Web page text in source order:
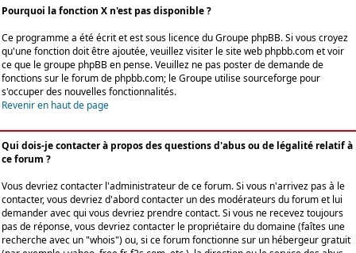
Pourquoi la fonction X n'est pas disponible ?
Ce programme a été écrit et est sous licence du Groupe phpBB. Si vous croyez
qu'une fonction doit être ajoutée, veuillez visiter le site web phpbb.com et voir
ce que le groupe phpBB en pense. Veuillez ne pas poster de demande de
fonctions sur le forum de phpbb.com; le Groupe utilise sourceforge pour
s'occuper des nouvelles fonctionnalités.
Revenir en haut de page
Qui dois-je contacter à propos des questions d'abus ou de légalité relatif à
ce forum ?
Vous devriez contacter l'administrateur de ce forum. Si vous n'arrivez pas à le
contacter, vous devriez d'abord contacter un des modérateurs du forum et lui
demander avec qui vous devriez prendre contact. Si vous ne recevez toujours
pas de réponse, vous devriez contacter le propriétaire du domaine (faîtes une
recherche avec un "whois") ou, si ce forum fonctionne sur un hébergeur gratuit